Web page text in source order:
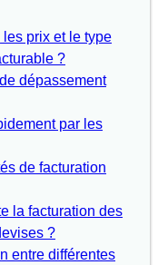
prix et le type
?
dépassement
par les
de facturation
la facturation des
?
entre différentes